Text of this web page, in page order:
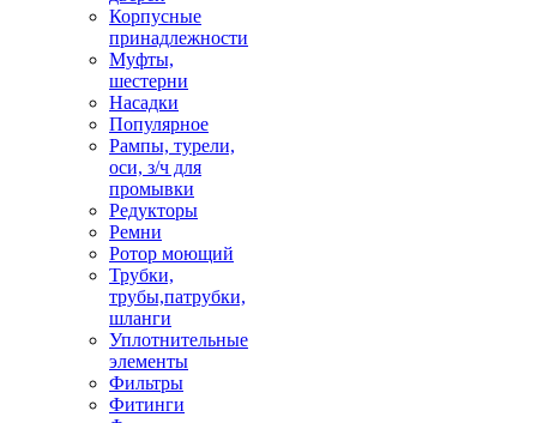
Корпусные
принадлежности
Муфты,
шестерни
Насадки
Популярное
Рампы, турели,
оси, з/ч для
промывки
Редукторы
Ремни
Ротор моющий
Трубки,
трубы,патрубки,
шланги
Уплотнительные
элементы
Фильтры
Фитинги